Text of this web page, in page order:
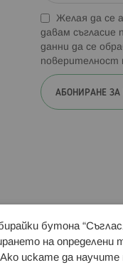
Желая да се
давам съгласие
данни да се
поверителност
АБОНИРАНЕ ЗА
бутона
на определени
искате да научите